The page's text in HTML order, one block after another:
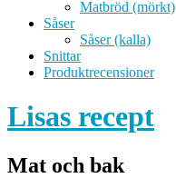
Matbröd (mörkt)
Såser
Såser (kalla)
Snittar
Produktrecensioner
Lisas recept
Mat och bak